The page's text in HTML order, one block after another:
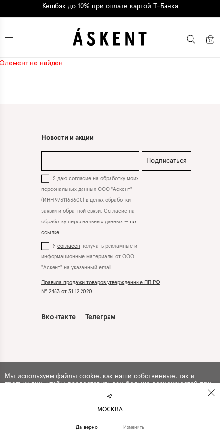
Кешбэк до 10% при оплате картой Т-Банка
Москва 0
Элемент не найден
Новости и акции
Подписаться
Я даю согласие на обработку моих
персональных данных ООО "Аскент"
(ИНН 9731163600) в целях обработки
заявки и обратной связи. Согласие на
обработку персональных данных — по
ссылке.
Я согласен получать рекламные и
информационные материалы от ООО
"Аскент" на указанный email.
Правила продажи товаров утвержденные ПП РФ
№ 2463 от 31.12.2020
Вконтакте Телеграм
Мы используем файлы cookie, как наши собственные, так и
третьих лиц, чтобы предоставить вам больше возможностей при
использовании сайта. Продолжая навигацию по сайту, вы
с их использованием .
МОСКВА
Да, верно Изменить